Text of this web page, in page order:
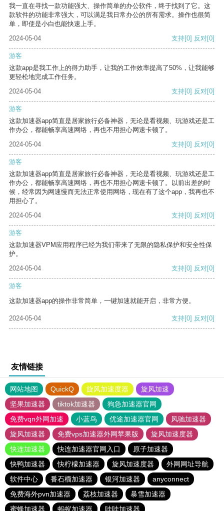
我一直在寻找一款功能强大、操作简单的办公软件，终于找到了它。这
款软件的功能非常强大，可以满足我日常办公的所有需求。操作也很简
单，即使是小白也能快速上手。
2024-05-04
支持[0] 反对[0]
游客
这款app是我工作上的得力助手，让我的工作效率提高了50%，让我能够
更轻松地完成工作任务。
2024-05-04
支持[0] 反对[0]
游客
这款加速器app简直是居家旅行必备神器，无论是看视频、玩游戏还是工
作办公，都能畅享高速网络，再也不用担心网速卡顿了。
2024-05-04
支持[0] 反对[0]
游客
这款加速器app简直是居家旅行必备神器，无论是看视频、玩游戏还是工
作办公，都能畅享高速网络，再也不用担心网速卡顿了。以前出差的时
候，经常因为网速慢而无法正常使用网络，现在有了这个app，我再也不
用担心了。
2024-05-04
支持[0] 反对[0]
游客
这款加速器VPM应用程序已经为我们带来了无限的隐私保护和安全性保
护。
2024-05-04
支持[0] 反对[0]
游客
这款加速器app的操作非常简单，一键加速就能开启，非常方便。
2024-05-04 支持[0] 反对[0]
友情链接
网站地图 QuickQ 旋风加速度器
旋风加速
坚果加速器
tiktok加速器
狗急加速器官网
免费vqn外网加速
小蓝鸟 优途加速器官网
风驰加速器
旋风加速器
免费vps加速器外网苹果版
旋风加速度器
快连加速器
快连加速器官网入口
原子加速器
快鸭加速器
快柠檬加速器 旋风加速度器
外网网址导航
软件中心
番石榴加速器 银河加速器
anyconnect
免费海外pvn加速器
荔枝加速器
暴雪加速器
蜜蜂加速器
蚂蚁加速器 哇哇加速器